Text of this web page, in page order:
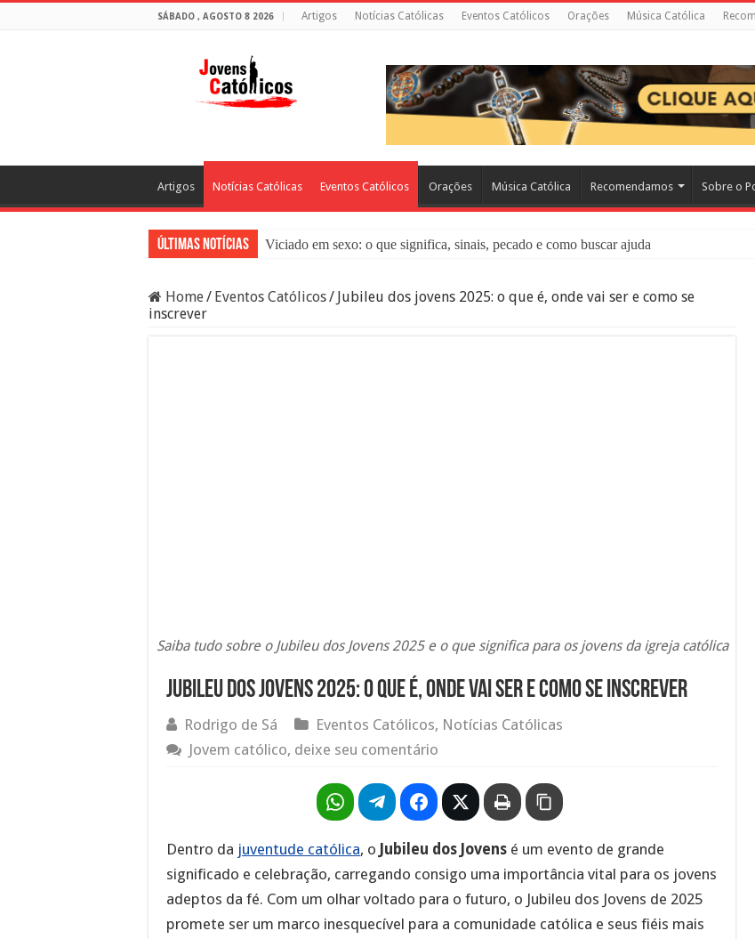
SÁBADO , AGOSTO 8 2026 Artigos Notícias Católicas Eventos Católicos Orações Música Católica
Artigos Notícias Católicas Eventos Católicos Orações Música Católica Recomendamos Sobre o
Últimas Notícias
Viciado em sexo: o que significa, sinais, pecado e como buscar ajuda
Filme Sagrado Coração – Seu Reino Não Terá Fim: O Documentário Que Vai Tocar
Home/ Eventos Católicos/ Jubileu dos jovens 2025: o que é, onde vai ser e como se
inscrever
Saiba tudo sobre o Jubileu dos Jovens 2025 e o que significa para os jovens da igreja católica
Jubileu dos jovens 2025: o que é, onde vai ser e como se inscrever
Rodrigo de Sá Eventos Católicos, Notícias Católicas
Jovem católico, deixe seu comentário
Dentro da juventude católica, o Jubileu dos Jovens é um evento de grande
significado e celebração, carregando consigo uma importância vital para os jovens
adeptos da fé. Com um olhar voltado para o futuro, o Jubileu dos Jovens de 2025
promete ser um marco inesquecível para a comunidade católica e seus fiéis mais